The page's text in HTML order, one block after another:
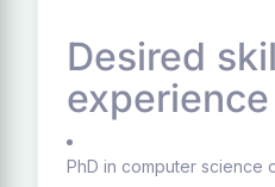
Desired
experience
PhD in computer science